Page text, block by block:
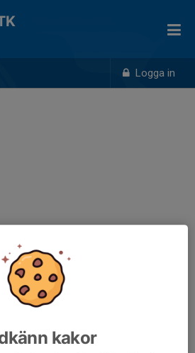
Logga in
kakor